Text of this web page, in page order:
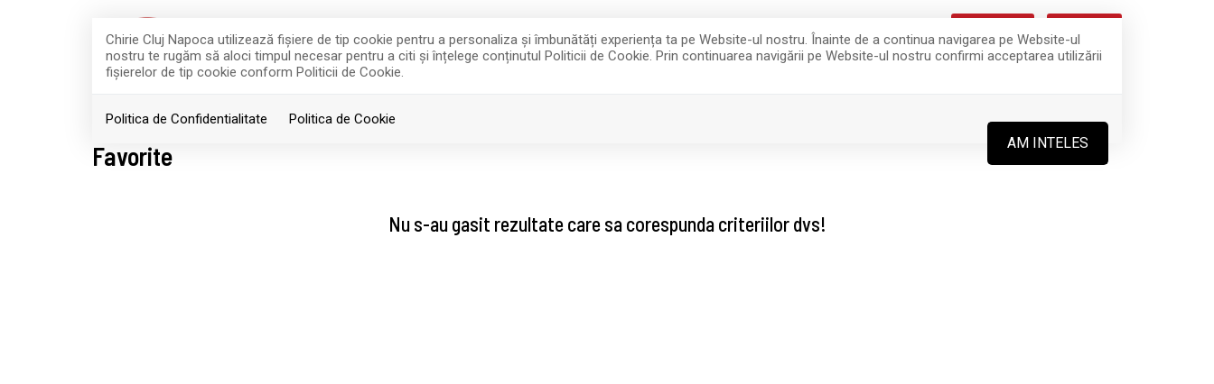
Chirie Cluj Napoca utilizează fişiere de tip cookie pentru a personaliza și îmbunătăți experiența ta pe Website-ul nostru. Înainte de a continua navigarea pe Website-ul
nostru te rugăm să aloci timpul necesar pentru a citi și înțelege conținutul Politicii de Cookie. Prin continuarea navigării pe Website-ul nostru confirmi acceptarea utilizării
fişierelor de tip cookie conform Politicii de Cookie.
Politica de Confidentialitate Politica de Cookie
AM INTELES
Favorite
Nu s-au gasit rezultate care sa corespunda criteriilor dvs!